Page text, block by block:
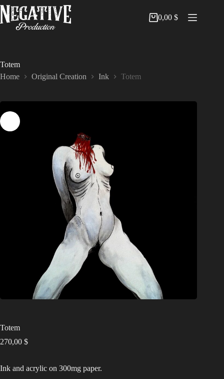
Skip
to
content
Shopping
0,00$
Totem
Home
Original Creation Ink Totem
Totem
270,00 $
Ink and acrylic on 300mg paper.